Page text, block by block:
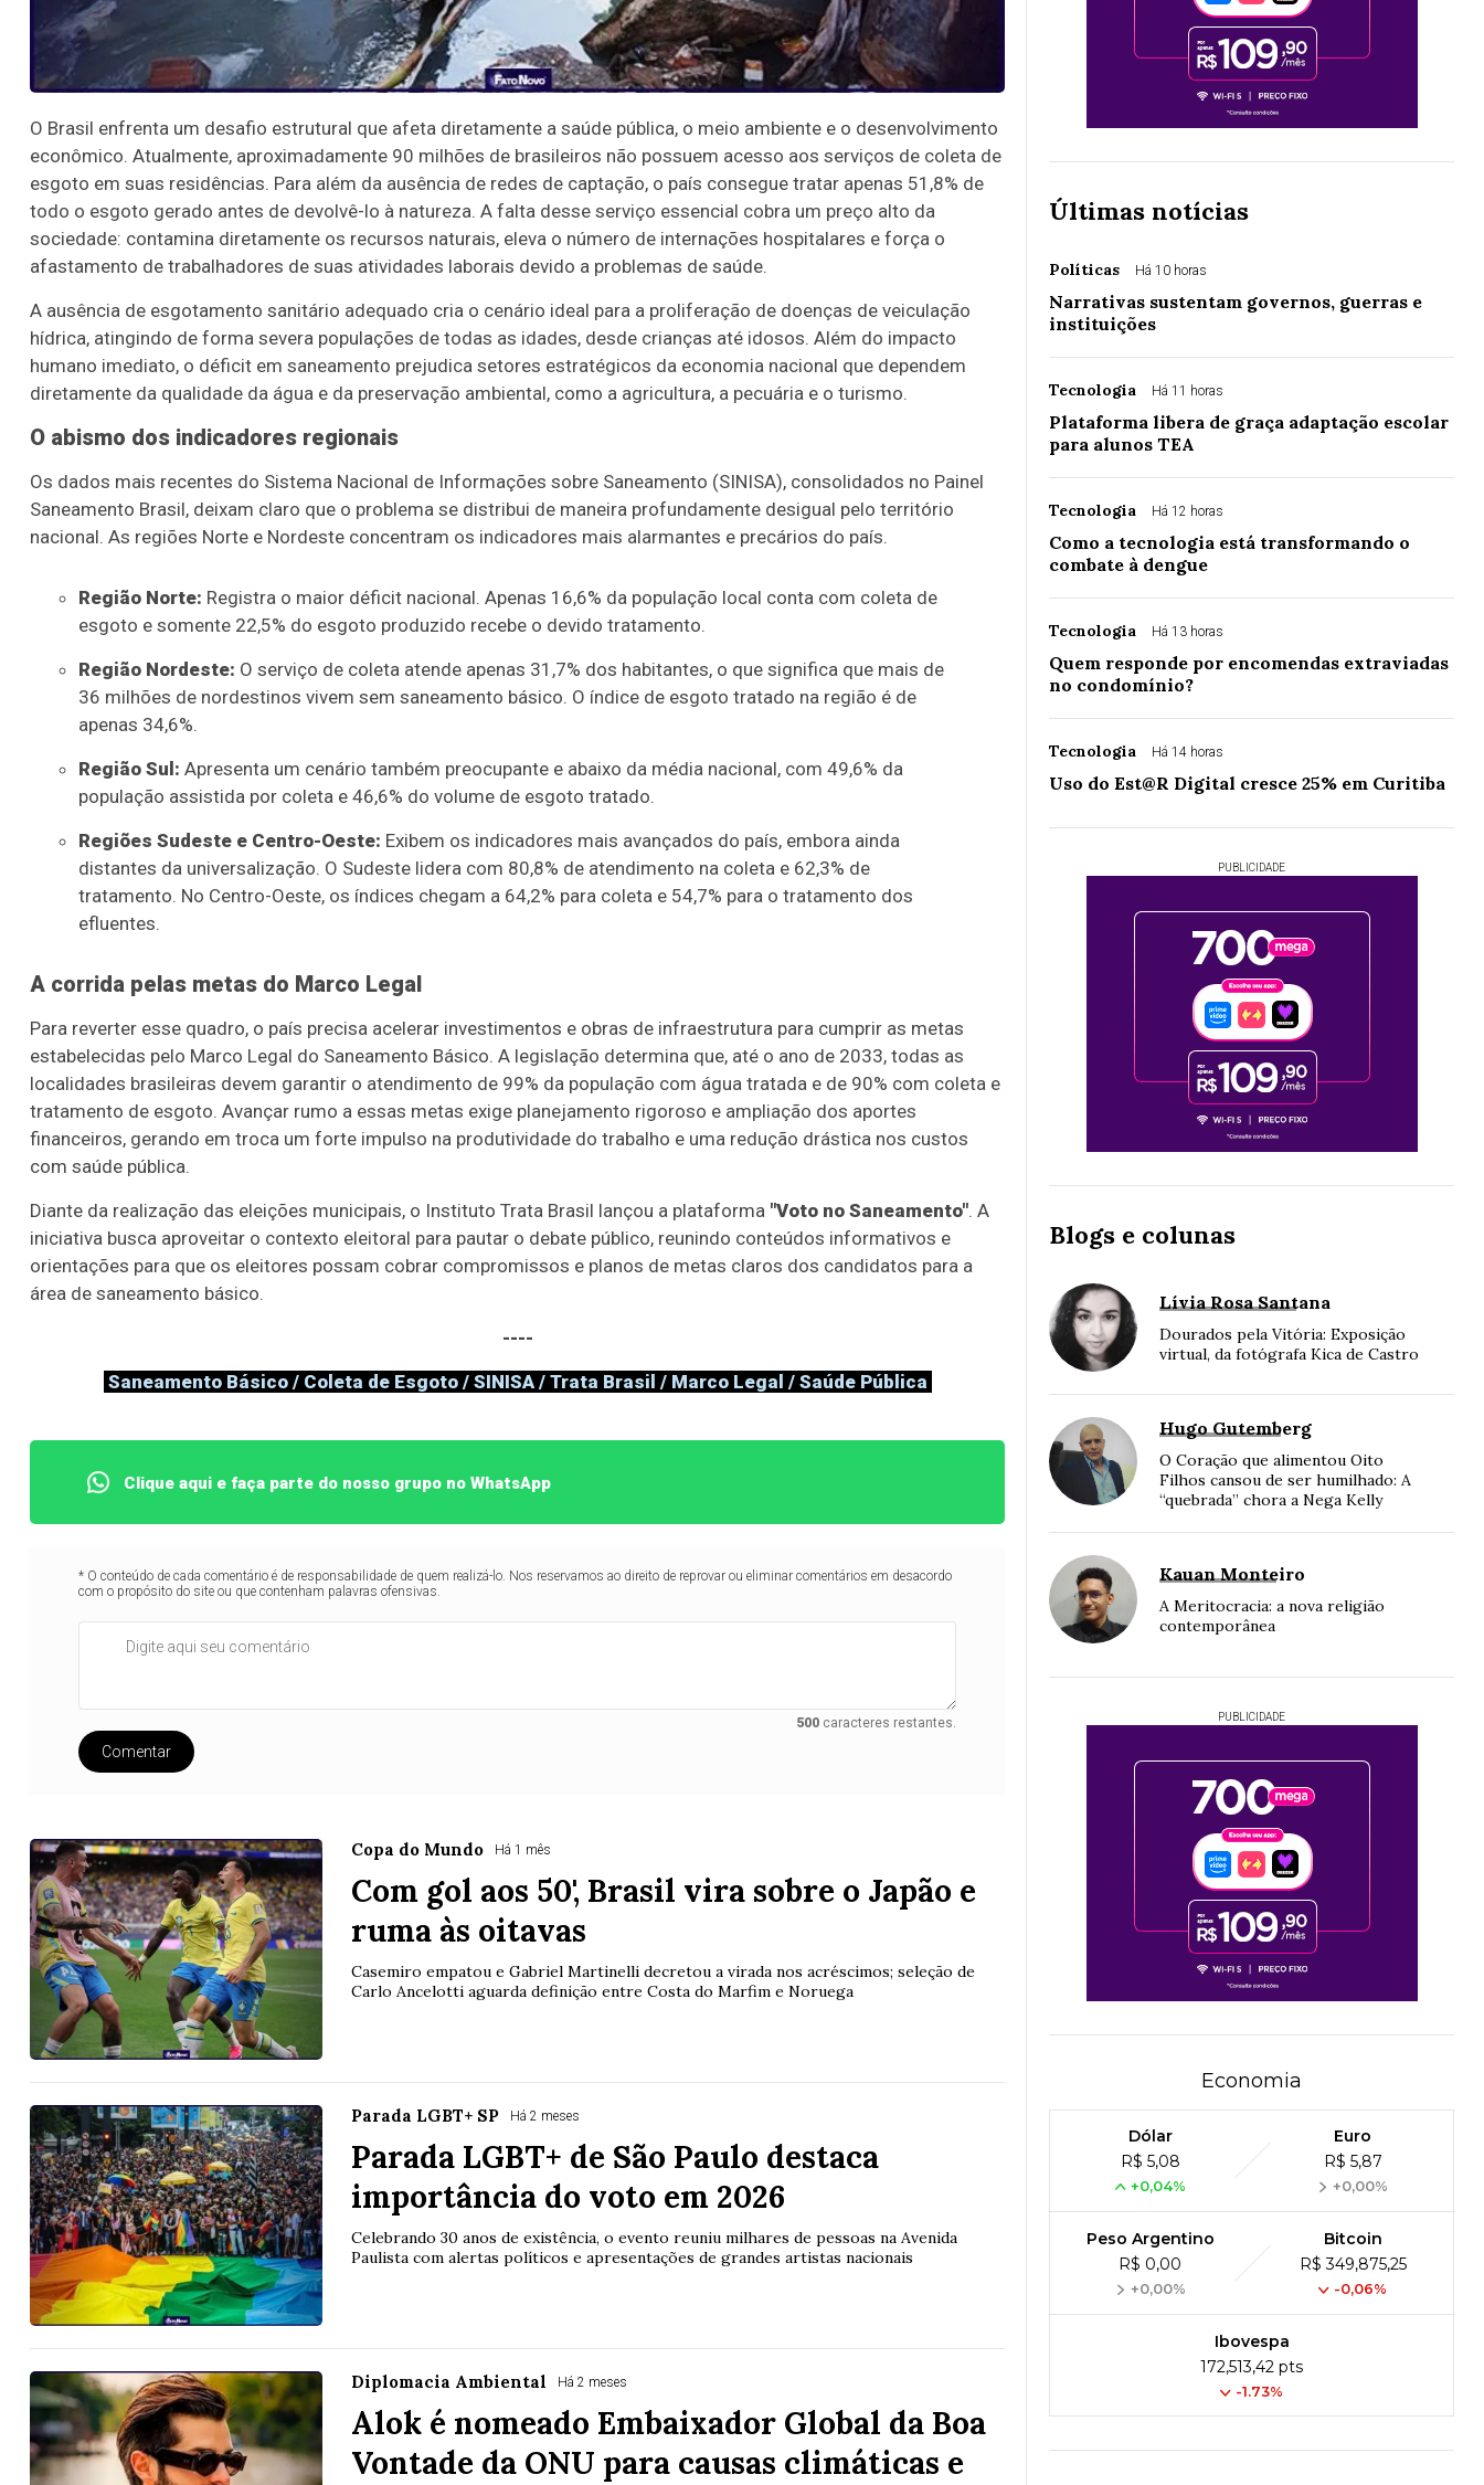
O Brasil enfrenta um desafio estrutural que afeta diretamente a saúde pública, o meio ambiente e o desenvolvimento
econômico. Atualmente, aproximadamente 90 milhões de brasileiros não possuem acesso aos serviços de coleta de
esgoto em suas residências. Para além da ausência de redes de captação, o país consegue tratar apenas 51,8% de
todo o esgoto gerado antes de devolvê-lo à natureza. A falta desse serviço essencial cobra um preço alto da
sociedade: contamina diretamente os recursos naturais, eleva o número de internações hospitalares e força o
afastamento de trabalhadores de suas atividades laborais devido a problemas de saúde.
A ausência de esgotamento sanitário adequado cria o cenário ideal para a proliferação de doenças de veiculação
hídrica, atingindo de forma severa populações de todas as idades, desde crianças até idosos. Além do impacto
humano imediato, o déficit em saneamento prejudica setores estratégicos da economia nacional que dependem
diretamente da qualidade da água e da preservação ambiental, como a agricultura, a pecuária e o turismo.
O abismo dos indicadores regionais
Os dados mais recentes do Sistema Nacional de Informações sobre Saneamento (SINISA), consolidados no Painel
Saneamento Brasil, deixam claro que o problema se distribui de maneira profundamente desigual pelo território
nacional. As regiões Norte e Nordeste concentram os indicadores mais alarmantes e precários do país.
Região Norte: Registra o maior déficit nacional. Apenas 16,6% da população local conta com coleta de
esgoto e somente 22,5% do esgoto produzido recebe o devido tratamento.
Região Nordeste: O serviço de coleta atende apenas 31,7% dos habitantes, o que significa que mais de
36 milhões de nordestinos vivem sem saneamento básico. O índice de esgoto tratado na região é de
apenas 34,6%.
Região Sul: Apresenta um cenário também preocupante e abaixo da média nacional, com 49,6% da
população assistida por coleta e 46,6% do volume de esgoto tratado.
Regiões Sudeste e Centro-Oeste: Exibem os indicadores mais avançados do país, embora ainda
distantes da universalização. O Sudeste lidera com 80,8% de atendimento na coleta e 62,3% de
tratamento. No Centro-Oeste, os índices chegam a 64,2% para coleta e 54,7% para o tratamento dos
efluentes.
A corrida pelas metas do Marco Legal
Para reverter esse quadro, o país precisa acelerar investimentos e obras de infraestrutura para cumprir as metas
estabelecidas pelo Marco Legal do Saneamento Básico. A legislação determina que, até o ano de 2033, todas as
localidades brasileiras devem garantir o atendimento de 99% da população com água tratada e de 90% com coleta e
tratamento de esgoto. Avançar rumo a essas metas exige planejamento rigoroso e ampliação dos aportes
financeiros, gerando em troca um forte impulso na produtividade do trabalho e uma redução drástica nos custos
com saúde pública.
Diante da realização das eleições municipais, o Instituto Trata Brasil lançou a plataforma "Voto no Saneamento". A
iniciativa busca aproveitar o contexto eleitoral para pautar o debate público, reunindo conteúdos informativos e
orientações para que os eleitores possam cobrar compromissos e planos de metas claros dos candidatos para a
área de saneamento básico.
----
Saneamento Básico / Coleta de Esgoto / SINISA / Trata Brasil / Marco Legal / Saúde Pública
Clique aqui e faça parte do nosso grupo no WhatsApp
* O conteúdo de cada comentário é de responsabilidade de quem realizá-lo. Nos reservamos ao direito de reprovar ou eliminar comentários em desacordo
com o propósito do site ou que contenham palavras ofensivas.
500caracteres restantes.
Comentar
Copa do Mundo Há 1 mês
Com gol aos 50', Brasil vira sobre o Japão e
ruma às oitavas
Casemiro empatou e Gabriel Martinelli decretou a virada nos acréscimos; seleção de
Carlo Ancelotti aguarda definição entre Costa do Marfim e Noruega
Parada LGBT+ SP Há 2 meses
Parada LGBT+ de São Paulo destaca
importância do voto em 2026
Celebrando 30 anos de existência, o evento reuniu milhares de pessoas na Avenida
Paulista com alertas políticos e apresentações de grandes artistas nacionais
Diplomacia Ambiental Há 2 meses
Alok é nomeado Embaixador Global da Boa
Vontade da ONU para causas climáticas e
Últimas notícias
Políticas Há 10 horas
Narrativas sustentam governos, guerras e
instituições
Tecnologia Há 11 horas
Plataforma libera de graça adaptação escolar
para alunos TEA
Tecnologia Há 12 horas
Como a tecnologia está transformando o
combate à dengue
Tecnologia Há 13 horas
Quem responde por encomendas extraviadas
no condomínio?
Tecnologia Há 14 horas
Uso do Est@R Digital cresce 25% em Curitiba
PUBLICIDADE
Blogs e colunas
Lívia Rosa Santana
Dourados pela Vitória: Exposição
virtual, da fotógrafa Kica de Castro
Hugo Gutemberg
O Coração que alimentou Oito
Filhos cansou de ser humilhado: A
“quebrada” chora a Nega Kelly
Kauan Monteiro
A Meritocracia: a nova religião
contemporânea
PUBLICIDADE
Economia
Dólar
R$ 5,08
+0,04%
Euro
R$ 5,87
+0,00%
Peso Argentino
R$ 0,00
+0,00%
Bitcoin
R$ 349,875,25
-0,06%
Ibovespa
172,513,42 pts
-1.73%